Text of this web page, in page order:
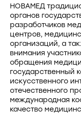
НОВАМЕД
органов
разработчиков
центров,
организаций, а
внимания
обращения
государственный
искусственного
отечественного
международная
качество